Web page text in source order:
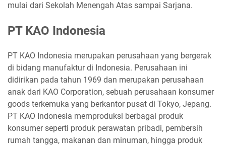
mulai dari Sekolah Menengah Atas sampai Sarjana.
PT KAO Indonesia
PT KAO Indonesia merupakan perusahaan yang bergerak
di bidang manufaktur di Indonesia. Perusahaan ini
didirikan pada tahun 1969 dan merupakan perusahaan
anak dari KAO Corporation, sebuah perusahaan konsumer
goods terkemuka yang berkantor pusat di Tokyo, Jepang.
PT KAO Indonesia memproduksi berbagai produk
konsumer seperti produk perawatan pribadi, pembersih
rumah tangga, makanan dan minuman, hingga produk